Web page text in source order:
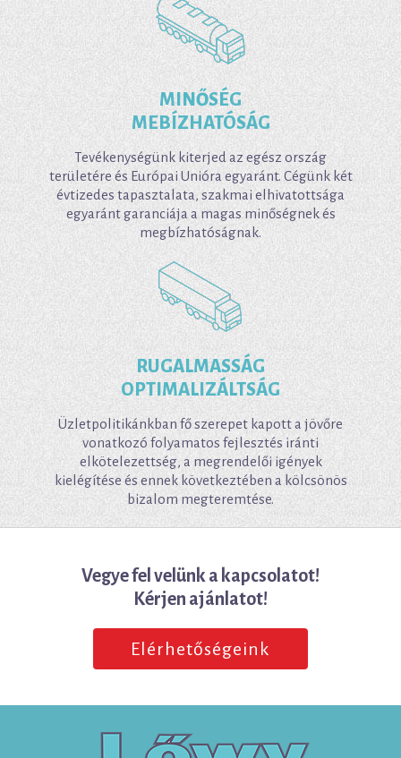
MINŐSÉG
MEBÍZHATÓSÁG
Tevékenységünk kiterjed az egész ország
területére és Európai Unióra egyaránt. Cégünk két
évtizedes tapasztalata, szakmai elhivatottsága
egyaránt garanciája a magas minőségnek és
megbízhatóságnak.
RUGALMASSÁG
OPTIMALIZÁLTSÁG
Üzletpolitikánkban fő szerepet kapott a jövőre
vonatkozó folyamatos fejlesztés iránti
elkötelezettség, a megrendelői igények
kielégítése és ennek következtében a kölcsönös
bizalom megteremtése.
Vegye fel velünk a kapcsolatot!
Kérjen ajánlatot!
Elérhetőségeink